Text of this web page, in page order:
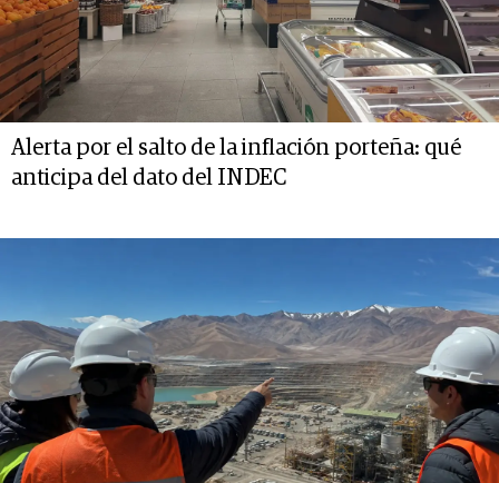
Alerta por el salto de la inflación porteña: qué
anticipa del dato del INDEC